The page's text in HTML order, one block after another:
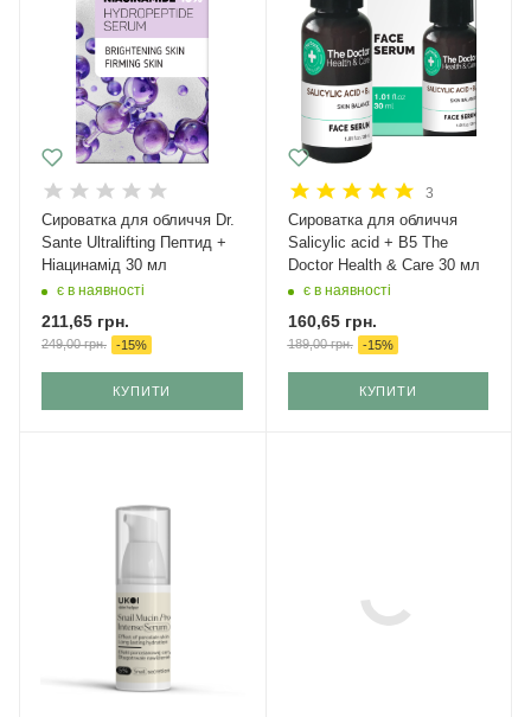
Сироватка для обличчя Dr.
Sante Ultralifting Пептид +
Ніацинамід 30 мл
є в наявності
211,65 грн.
249,00грн. -15%
КУПИТИ
3
Сироватка для обличчя
Salicylic acid + B5 The
Doctor Health & Care 30 мл
є в наявності
160,65грн.
189,00грн. -15%
КУПИТИ